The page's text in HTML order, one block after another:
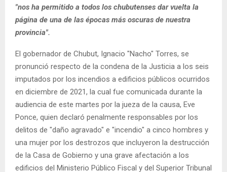
"nos ha permitido a todos los chubutenses dar vuelta la
página de una de las épocas más oscuras de nuestra
provincia".
El gobernador de Chubut, Ignacio "Nacho" Torres, se
pronunció respecto de la condena de la Justicia a los seis
imputados por los incendios a edificios públicos ocurridos
en diciembre de 2021, la cual fue comunicada durante la
audiencia de este martes por la jueza de la causa, Eve
Ponce, quien declaró penalmente responsables por los
delitos de "daño agravado" e "incendio" a cinco hombres y
una mujer por los destrozos que incluyeron la destrucción
de la Casa de Gobierno y una grave afectación a los
edificios del Ministerio Público Fiscal y del Superior Tribunal